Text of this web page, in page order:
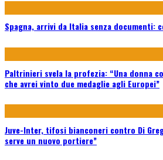
Spagna, arrivi da Italia senza documenti:
Paltrinieri svela la profezia: “Una donna
che avrei vinto due medaglie agli Europei”
Juve-Inter, tifosi bianconeri contro Di
serve un nuovo portiere”